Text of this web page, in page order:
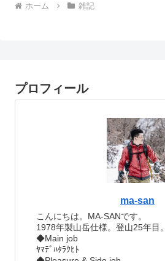
ホーム 雑記
プロフィール
ma-san
こんにちは。MA-SANです。
1978年製山岳仕様。登山25年目。
◆Main job
ﾔﾏﾃﾞﾊﾀﾗｸﾋﾄ